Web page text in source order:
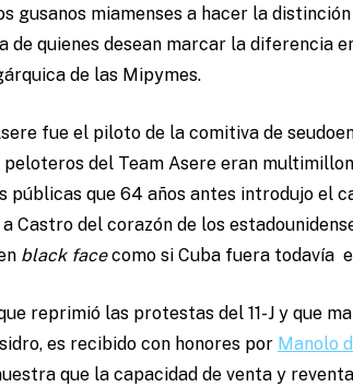
gusanos miamenses a hacer la
de quienes desean marcar la diferencia
de las Mipymes.
fue el piloto de la comitiva de
peloteros del Team Asere eran
públicas que 64 años antes introdujo el
Castro del corazón de los
black facecomo si Cuba fuera todavía
reprimió las protestas del 11-J y que
es recibido con honores por Manolo
que la capacidad de venta y